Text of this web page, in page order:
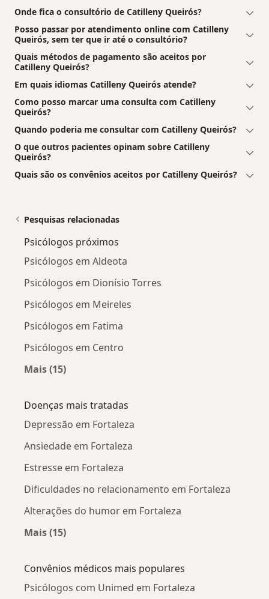
Onde fica o consultório de Catilleny Queirós?
Posso passar por atendimento online com Catilleny
Queirós, sem ter que ir até o consultório?
Quais métodos de pagamento são aceitos por
Catilleny Queirós?
Em quais idiomas Catilleny Queirós atende?
Como posso marcar uma consulta com Catilleny
Queirós?
Quando poderia me consultar com Catilleny Queirós?
O que outros pacientes opinam sobre Catilleny
Queirós?
Quais são os convênios aceitos por Catilleny Queirós?
Pesquisas relacionadas
Psicólogos próximos
Psicólogos em Aldeota
Psicólogos em Dionísio Torres
Psicólogos em Meireles
Psicólogos em Fatima
Psicólogos em Centro
Mais (15)
Doenças mais tratadas
Depressão em Fortaleza
Ansiedade em Fortaleza
Estresse em Fortaleza
Dificuldades no relacionamento em Fortaleza
Alterações do humor em Fortaleza
Mais (15)
Convênios médicos mais populares
Psicólogos com Unimed em Fortaleza